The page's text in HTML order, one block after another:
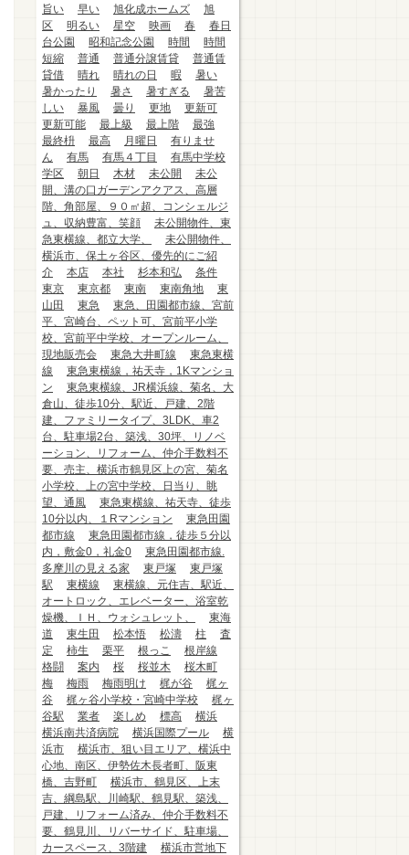
旨い
早い 旭化成ホームズ
旭
区
明るい 星空 映画 春
春日
台公園
昭和記念公園 時間
時間
短縮
普通 普通分譲賃貸
普通賃
貸借
晴れ 晴れの日 暇
暑い
暑かったり
暑さ 暑すぎる
暑苦
しい
暴風 曇り 更地
更新可
更新可能
最上級 最上階
最強
最終枡
最高 月曜日
有りませ
ん
有馬 有馬４丁目
有馬中学校
学区
朝日 木材 未公開
未公
開、溝の口ガーデンアクアス、高層
階、角部屋、９０㎡超、コンシェルジ
ュ、収納豊富、笑顔
未公開物件、東
急東横線、都立大学、
未公開物件、
横浜市、保土ヶ谷区、優先的にご紹
介
本店 本社 杉本和弘
条件
東京
東京都 東南 東南角地
東
山田
東急
東急、田園都市線、宮前
平、宮崎台、ペット可、宮前平小学
校、宮前平中学校、オープンルーム、
現地販売会
東急大井町線
東急東横
線
東急東横線，祐天寺，1Kマンショ
ン
東急東横線、JR横浜線、菊名、大
倉山、徒歩10分、駅近、戸建、2階
建、ファミリータイプ、3LDK、車2
台、駐車場2台、築浅、30坪、リノベ
ーション、リフォーム、仲介手数料不
要、売主、横浜市鶴見区上の宮、菊名
小学校、上の宮中学校、日当り、眺
望、通風
東急東横線、祐天寺、徒歩
10分以内、１Rマンション
東急田園
都市線
東急田園都市線，徒歩５分以
内，敷金0，礼金0
東急田園都市線.
多摩川の見える家
東戸塚
東戸塚
駅
東横線
東横線、元住吉、駅近、
オートロック、エレベーター、浴室乾
燥機、ＩＨ、ウォシュレット、
東海
道
東生田 松本悟 松濤 柱
査
定
柿生 栗平 根っこ
根岸線
格闘
案内 桜 桜並木
桜木町
梅
梅雨 梅雨明け 梶が谷
梶ヶ
谷
梶ヶ谷小学校・宮崎中学校
梶ヶ
谷駅
業者 楽しめ 標高
横浜
横浜南共済病院
横浜国際プール
横
浜市
横浜市、狙い目エリア、横浜中
心地、南区、伊勢佐木長者町、阪東
橋、吉野町
横浜市、鶴見区、上末
吉、綱島駅、川崎駅、鶴見駅、築浅、
戸建、リフォーム済み、仲介手数料不
要、鶴見川、リバーサイド、駐車場、
カースペース、3階建
横浜市営地下